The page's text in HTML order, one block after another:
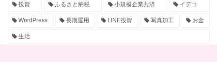
投資 ふるさと納税 小規模企業共済 イデコ
WordPress 長期運用 LINE投資 写真加工 お金
生活